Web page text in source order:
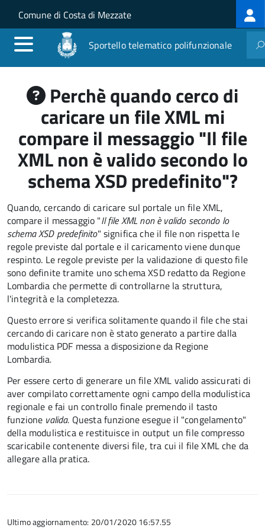
Salta al contenuto principale
Skip to site navigation
Comune di Costa di Mezzate
Sportello telematico polifunzionale
Perchè quando cerco di
caricare un file XML mi
compare il messaggio "Il file
XML non è valido secondo lo
schema XSD predefinito"?
Quando, cercando di caricare sul portale un file XML,
compare il messaggio "Il file XML non è valido secondo lo
schema XSD predefinito" significa che il file non rispetta le
regole previste dal portale e il caricamento viene dunque
respinto. Le regole previste per la validazione di questo file
sono definite tramite uno schema XSD redatto da Regione
Lombardia che permette di controllarne la struttura,
l'integrità e la completezza.
Questo errore si verifica solitamente quando il file che stai
cercando di caricare non è stato generato a partire dalla
modulistica PDF messa a disposizione da Regione
Lombardia.
Per essere certo di generare un file XML valido assicurati di
aver compilato correttamente ogni campo della modulistica
regionale e fai un controllo finale premendo il tasto
funzione valida. Questa funzione esegue il "congelamento"
della modulistica e restituisce in output un file compresso
scaricabile contenente diversi file, tra cui il file XML che da
allegare alla pratica.
Ultimo aggiornamento: 20/01/2020 16:57.55